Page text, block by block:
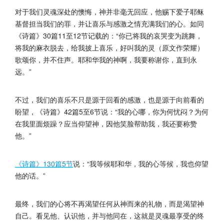
对于我们灵魂深处的懊悔，神并非毫无回应，他赐下爱子耶稣
基督担当我们的罪，并让喜乐与感激之情充满我们的心。如同
《诗篇》30篇11至12节记载的：“你已将我的哀哭变为跳舞，
将我的麻衣脱去，给我披上喜乐，好叫我的灵（原文作荣耀）
歌颂你，并不住声。耶和华我的神啊，我要称谢你，直到永
远。”
不过，我们的喜乐不只是源于回看的感激，也是源于向前看的
盼望，《诗篇》42篇5至6节说：“我的心哪，你为何忧闷？为何
在我里面烦躁？应当仰望神，因他笑脸帮助我，我还要称赞
他。”
《诗篇》130篇5节说：“我等候耶和华，我的心等候，我也仰望
他的话。”
最终，我们的心将不再渴望任何从神而来的礼物，而是渴望神
自己。看见他、认识他，并与他同在，这就是灵魂最享受的终